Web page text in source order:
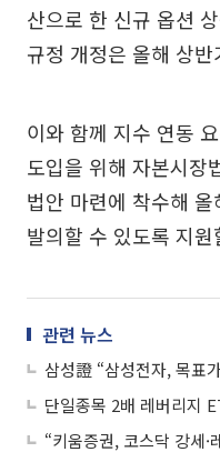
산으로 한 신규 옵션
규정 개정은 올해 상
이와 함께 지수 연동
도입을 위해 자본시장
법안 마련에 착수해
발의할 수 있도록 지
관련 뉴스